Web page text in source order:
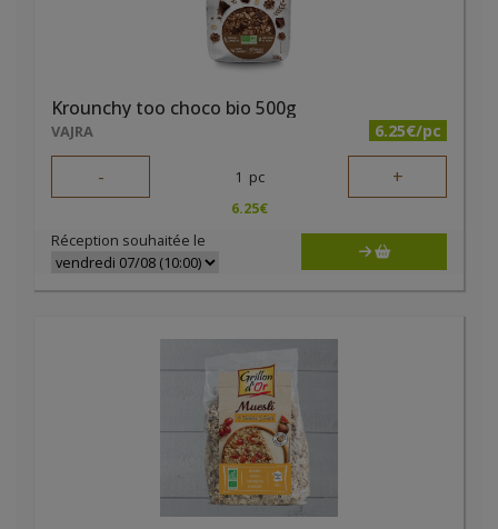
Krounchy too choco bio 500g
VAJRA 6.25€/pc
- 1 pc +
6.25€
Réception souhaitée le